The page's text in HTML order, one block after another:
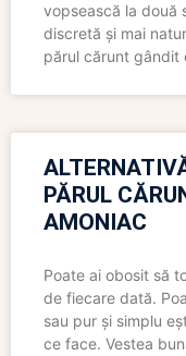
vopsească la două
discretă și mai
părul cărunt gândit
PĂRUL
AMONIAC
Poate ai obosit să
de fiecare dată.
sau pur și simplu
ce face. Vestea